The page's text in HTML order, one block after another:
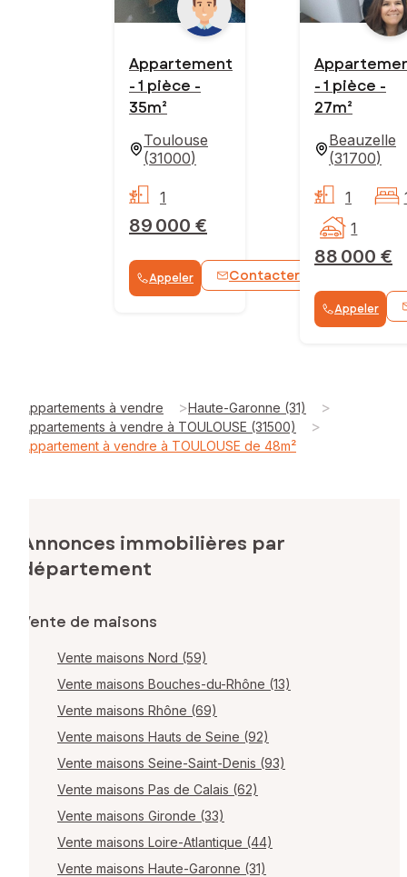
Appartement
- 1 pièce -
35m²
Toulouse
(31000)
89 000 €
1
Appeler Contacter
- 1 pièce -
27m²
Beauzelle
(31700)
88 000 €
1
1
Appeler
Appartements à vendre >Haute-Garonne (31) >
Appartements à vendre à TOULOUSE (31500) >
Appartement à vendre à TOULOUSE de 48m²
Annonces immobilières par
département
Vente de maisons
Vente maisons Nord (59)
Vente maisons Bouches-du-Rhône (13)
Vente maisons Rhône (69)
Vente maisons Hauts de Seine (92)
Vente maisons Seine-Saint-Denis (93)
Vente maisons Pas de Calais (62)
Vente maisons Gironde (33)
Vente maisons Loire-Atlantique (44)
Vente maisons Haute-Garonne (31)